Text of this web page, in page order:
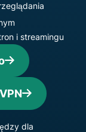
i streamingu
dla